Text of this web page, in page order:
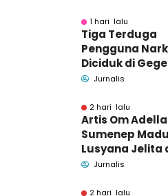
1 hari lalu
Tiga Terduga
Pengguna
Diciduk di
Bangkalan,
Barang Bukti
Jurnalis
2 hari lalu
Artis Om
Sumenep
Lusyana Jelita
kecelakaan di
Jurnalis
2 hari lalu